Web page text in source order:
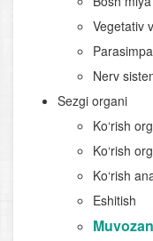
Vegetativ
Nerv
Sezgi organi
Ko‘rish
Ko‘rish
Ko‘rish
Eshitish